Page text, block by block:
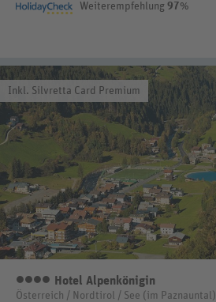
Weiterempfehlung 97%
Inkl. Silvretta Card Premium
Hotel Alpenkönigin
Österreich / Nordtirol / See (im Paznauntal)